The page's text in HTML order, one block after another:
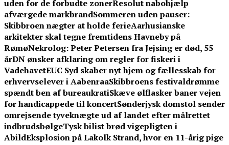
uden for de forbudte zonerResolut nabohjælp
afværgede markbrandSommeren uden pauser:
Skibbroen nægter at holde ferieAarhusianske
arkitekter skal tegne fremtidens Havneby på
RømøNekrolog: Peter Petersen fra Jejsing er død, 55
årDN ønsker afklaring om regler for fiskeri i
VadehavetEUC Syd skaber nyt hjem og fællesskab for
erhvervselever i AabenraaSkibbroens festivaldrømme
spændt ben af bureaukratiSkæve ølflasker baner vejen
for handicappede til koncertSønderjysk domstol sender
omrejsende tyveknægte ud af landet efter målrettet
indbrudsbølgeTysk bilist brød vigepligten i
AbildEksplosion på Lakolk Strand, hvor en 11-årig pige